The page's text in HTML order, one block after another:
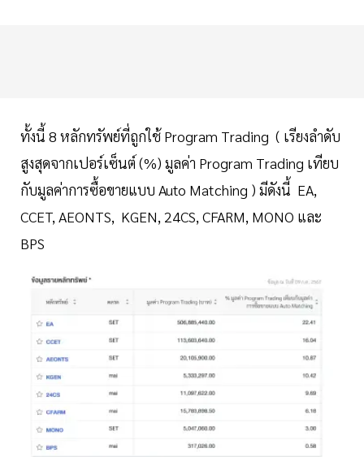
ทั้งนี้ 8 หลักทรัพย์ที่ถูกใช้ Program Trading ( เรียงลำดับ
สูงสุดจากเปอร์เซ็นต์ (%) มูลค่า Program Trading เทียบ
กับมูลค่าการซื้อขายแบบ Auto Matching ) มีดังนี้ EA,
CCET, AEONTS, KGEN, 24CS, CFARM, MONO และ
BPS